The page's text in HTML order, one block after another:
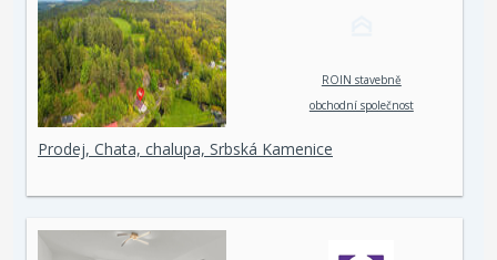
ROIN stavebně
obchodní společnost
Prodej, Chata, chalupa, Srbská Kamenice